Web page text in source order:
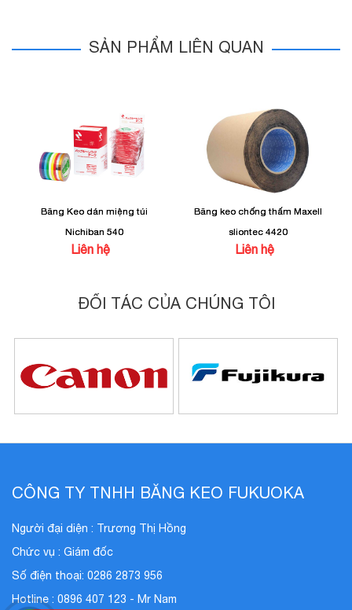
SẢN PHẨM LIÊN QUAN
Băng Keo dán miệng túi
Nichiban 540
Liên hệ
Băng keo chống thấm Maxell
sliontec 4420
Liên hệ
ĐỐI TÁC CỦA CHÚNG TÔI
CÔNG TY TNHH BĂNG KEO FUKUOKA
Người đại diện : Trương Thị Hồng
Chức vụ : Giám đốc
Số điện thoại: 0286 2873 956
Hotline : 0896 407 123 - Mr Nam